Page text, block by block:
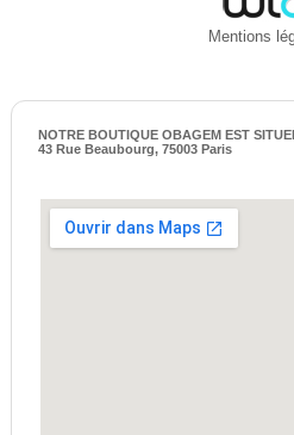
Mentions
NOTRE BOUTIQUE OBAGEM EST
43 Rue Beaubourg, 75003 Paris